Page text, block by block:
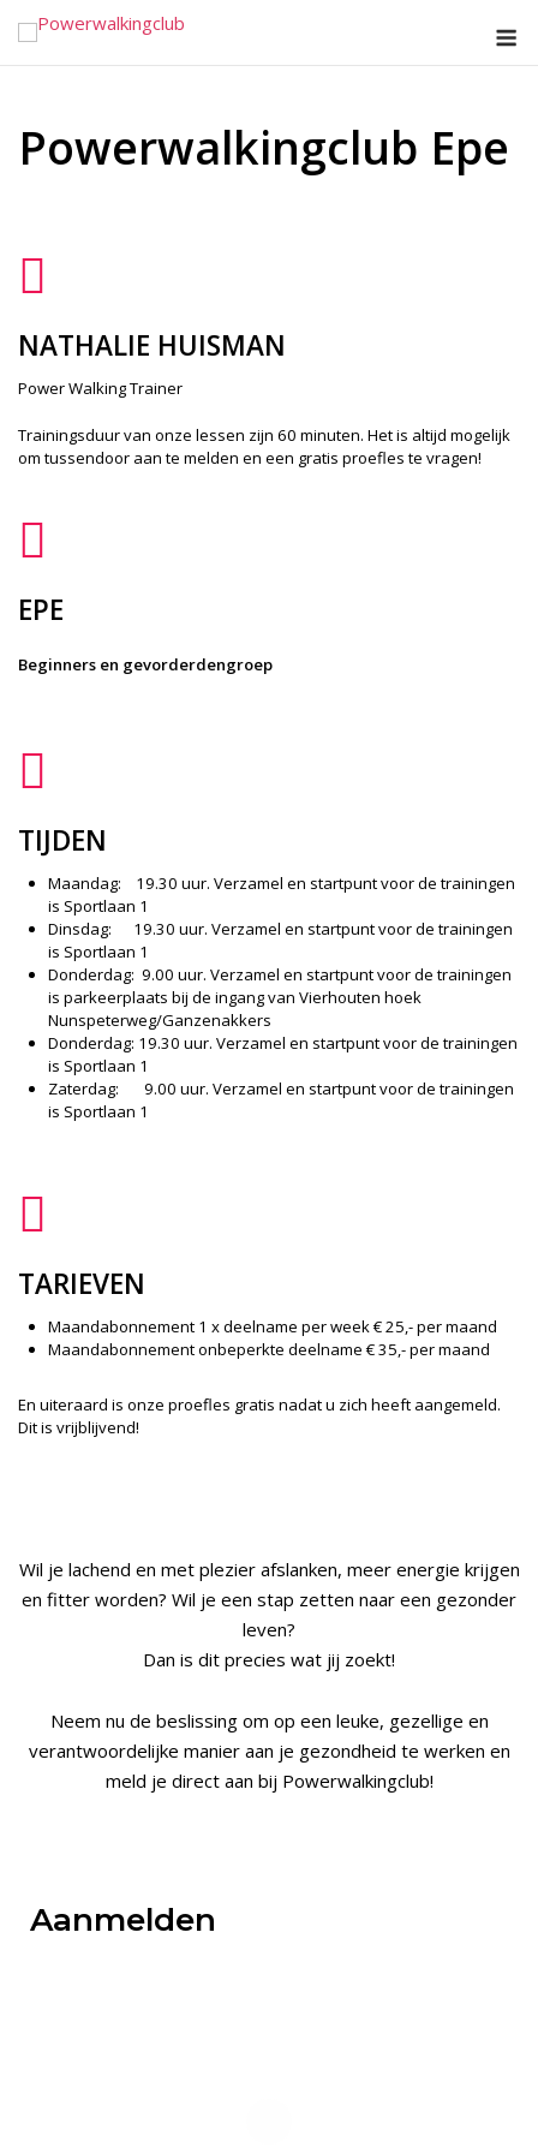
naar
de
Powerwalkingclub Epe
NATHALIE HUISMAN
Power Walking Trainer
Trainingsduur van onze lessen zijn 60 minuten. Het is altijd mogelijk
om tussendoor aan te melden en een gratis proefles te vragen!
EPE
Beginners en gevorderdengroep
TIJDEN
Maandag: 19.30 uur. Verzamel en startpunt voor de trainingen
is Sportlaan 1
Dinsdag: 19.30 uur. Verzamel en startpunt voor de trainingen
is Sportlaan 1
Donderdag: 9.00 uur. Verzamel en startpunt voor de trainingen
is parkeerplaats bij de ingang van Vierhouten hoek
Nunspeterweg/Ganzenakkers
Donderdag: 19.30 uur. Verzamel en startpunt voor de trainingen
is Sportlaan 1
Zaterdag: 9.00 uur. Verzamel en startpunt voor de trainingen
is Sportlaan 1
TARIEVEN
Maandabonnement 1 x deelname per week € 25,- per maand
Maandabonnement onbeperkte deelname € 35,- per maand
En uiteraard is onze proefles gratis nadat u zich heeft aangemeld.
Dit is vrijblijvend!
Wil je lachend en met plezier afslanken, meer energie krijgen
en fitter worden? Wil je een stap zetten naar een gezonder
leven?
Dan is dit precies wat jij zoekt!
Neem nu de beslissing om op een leuke, gezellige en
verantwoordelijke manier aan je gezondheid te werken en
meld je direct aan bij Powerwalkingclub!
Aanmelden